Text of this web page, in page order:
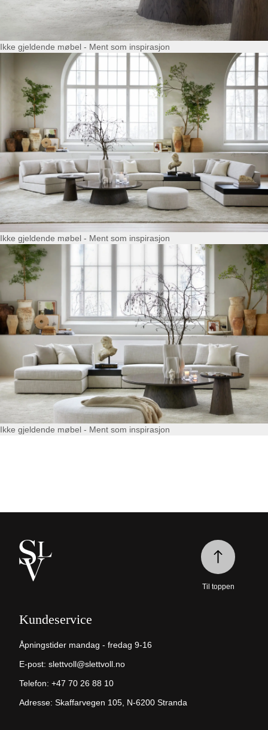
Ikke gjeldende møbel - Ment som inspirasjon
Ikke gjeldende møbel - Ment som inspirasjon
Ikke gjeldende møbel - Ment som inspirasjon
Kundeservice
Åpningstider mandag - fredag 9-16
E-post: slettvoll@slettvoll.no
Telefon: +47 70 26 88 10
Adresse: Skaffarvegen 105, N-6200 Stranda
Til toppen